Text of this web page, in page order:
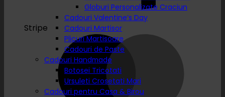
Stripe
Globuri Personalizate Craciun
Cadouri Valentine’s Day
Cadouri Martisor
Plicuri Martisoare
Cadouri de Paste
Cadouri Handmade
Botosei Tricotati
Ursuleti Crosetati Mari
Cadouri pentru Casa & Birou